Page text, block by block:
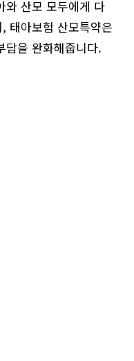
와 산모 모두에게 다
태아보험 산모특약은
담을 완화해줍니다.